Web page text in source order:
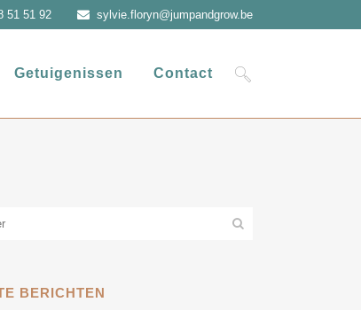
51 51 92 sylvie.floryn@jumpandgrow.be
Getuigenissen Contact
BERICHTEN